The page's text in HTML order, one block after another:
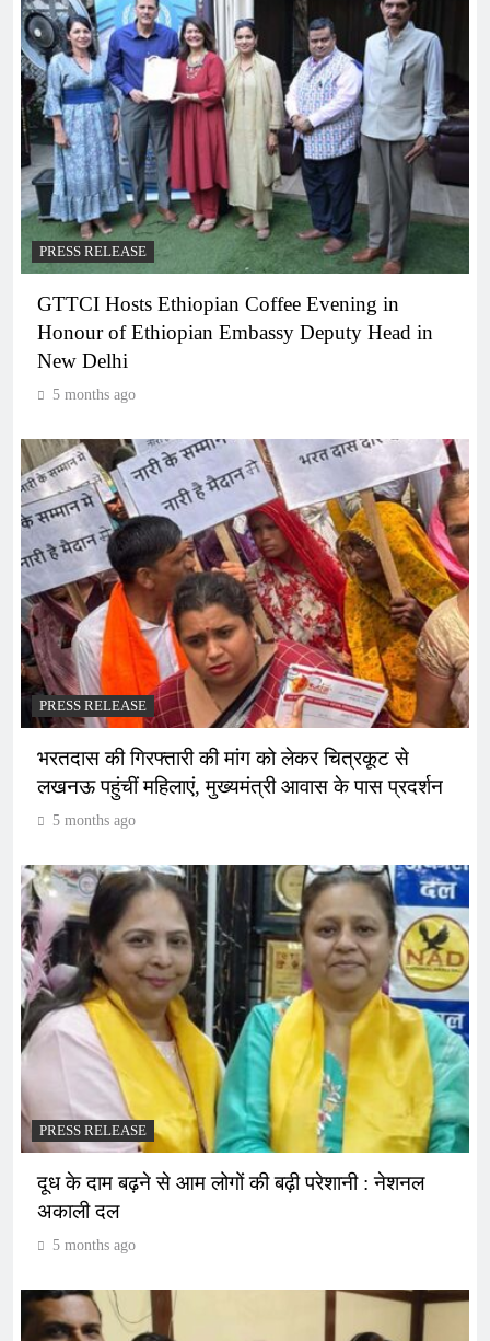
PRESS RELEASE
GTTCI Hosts Ethiopian Coffee Evening in
Honour of Ethiopian Embassy Deputy Head in
New Delhi
5 months ago
PRESS RELEASE
भरतदास की गिरफ्तारी की मांग को लेकर चित्रकूट से
लखनऊ पहुंचीं महिलाएं, मुख्यमंत्री आवास के पास प्रदर्शन
5 months ago
PRESS RELEASE
दूध के दाम बढ़ने से आम लोगों की बढ़ी परेशानी : नेशनल
अकाली दल
5 months ago